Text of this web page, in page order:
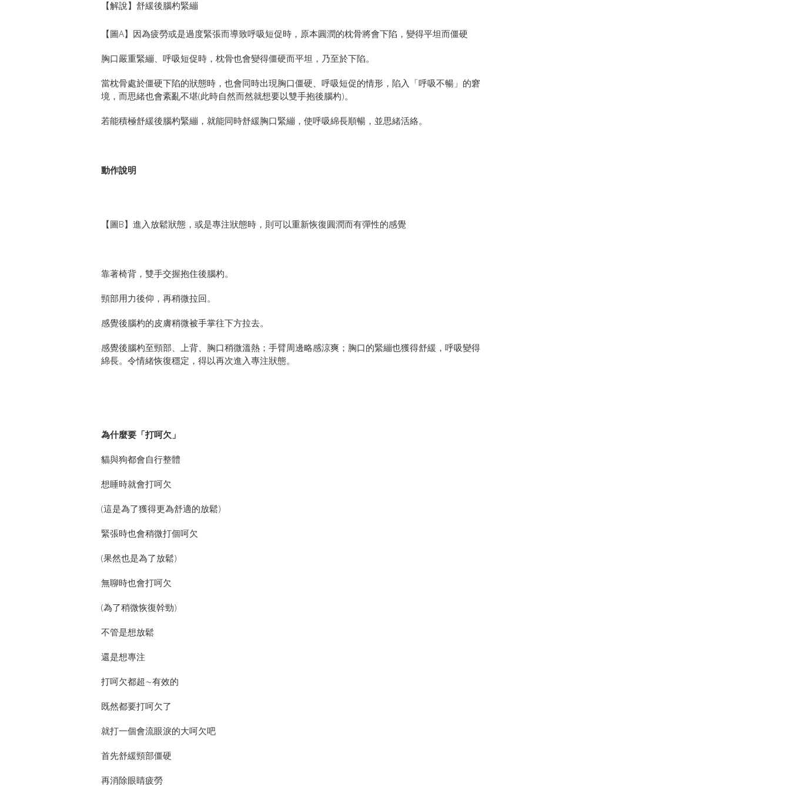
【解說】舒緩後腦杓緊繃
【圖A】因為疲勞或是過度緊張而導致呼吸短促時，原本圓潤的枕骨將會下陷，變得平坦而僵硬
胸口嚴重緊繃、呼吸短促時，枕骨也會變得僵硬而平坦，乃至於下陷。
當枕骨處於僵硬下陷的狀態時，也會同時出現胸口僵硬、呼吸短促的情形，陷入「呼吸不暢」的窘
境，而思緒也會紊亂不堪(此時自然而然就想要以雙手抱後腦杓)。
若能積極舒緩後腦杓緊繃，就能同時舒緩胸口緊繃，使呼吸綿長順暢，並思緒活絡。
動作說明
【圖B】進入放鬆狀態，或是專注狀態時，則可以重新恢復圓潤而有彈性的感覺
靠著椅背，雙手交握抱住後腦杓。
頸部用力後仰，再稍微拉回。
感覺後腦杓的皮膚稍微被手掌往下方拉去。
感覺後腦杓至頸部、上背、胸口稍微溫熱；手臂周邊略感涼爽；胸口的緊繃也獲得舒緩，呼吸變得
綿長。令情緒恢復穩定，得以再次進入專注狀態。
為什麼要「打呵欠」
貓與狗都會自行整體
想睡時就會打呵欠
(這是為了獲得更為舒適的放鬆)
緊張時也會稍微打個呵欠
(果然也是為了放鬆)
無聊時也會打呵欠
(為了稍微恢復幹勁)
不管是想放鬆
還是想專注
打呵欠都超∼有效的
既然都要打呵欠了
就打一個會流眼淚的大呵欠吧
首先舒緩頸部僵硬
再消除眼睛疲勞